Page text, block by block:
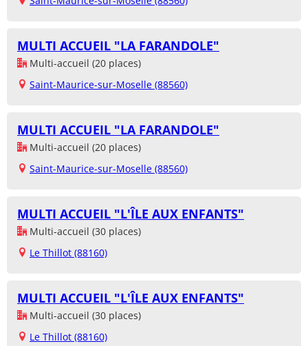
MULTI ACCUEIL "LA FARANDOLE"
Multi-accueil (20 places)
Saint-Maurice-sur-Moselle (88560)
MULTI ACCUEIL "LA FARANDOLE"
Multi-accueil (20 places)
Saint-Maurice-sur-Moselle (88560)
MULTI ACCUEIL "L'ÎLE AUX ENFANTS"
Multi-accueil (30 places)
Le Thillot (88160)
MULTI ACCUEIL "L'ÎLE AUX ENFANTS"
Multi-accueil (30 places)
Le Thillot (88160)